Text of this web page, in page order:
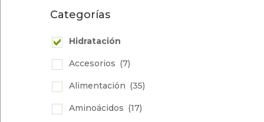
Categorías
Hidratación
Accesorios (7)
Alimentación (35)
Aminoácidos (17)